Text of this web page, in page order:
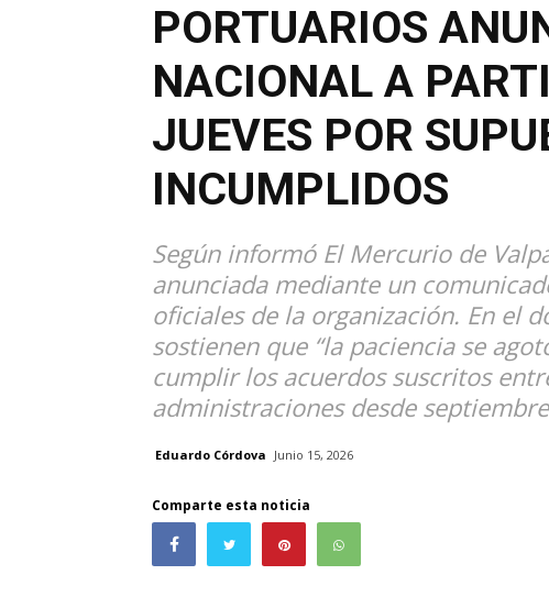
PORTUARIOS
NACIONAL A
JUEVES POR
INCUMPLIDOS
Según informó El Mercurio de
anunciada mediante un
oficiales de la organización. En el
sostienen que “la paciencia se
cumplir los acuerdos suscritos
administraciones desde
Eduardo Córdova Junio 15, 2026
Comparte esta noticia